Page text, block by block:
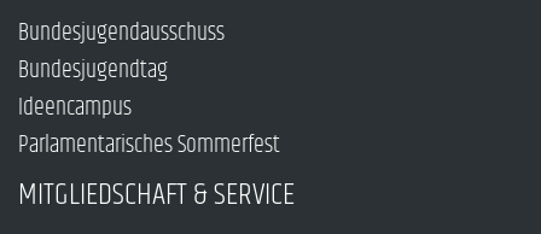
Bundesjugendausschuss
Bundesjugendtag
Ideencampus
Parlamentarisches Sommerfest
MITGLIEDSCHAFT & SERVICE